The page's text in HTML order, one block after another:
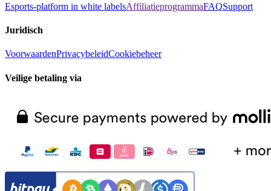
Esports-platform in white labelsAffiliatieprogrammaFAQSupport
Juridisch
VoorwaardenPrivacybeleidCookiebeheer
Veilige betaling via